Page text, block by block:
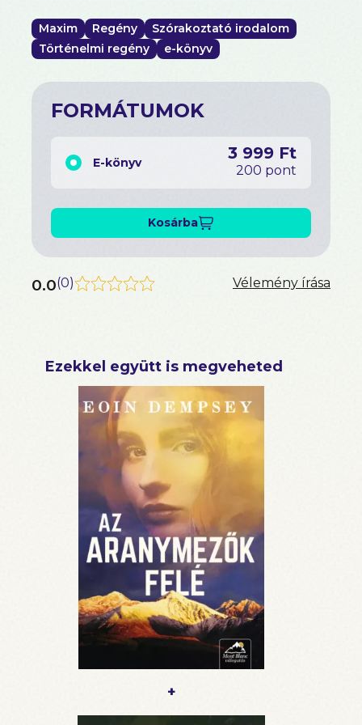
Maxim Regény
Szórakoztató irodalom
Történelmi regény
e-könyv
FORMÁTUMOK
E-könyv 3 999 Ft
200 pont
Kosárba
0.0(0) Vélemény írása
Ezekkel együtt is megveheted
+